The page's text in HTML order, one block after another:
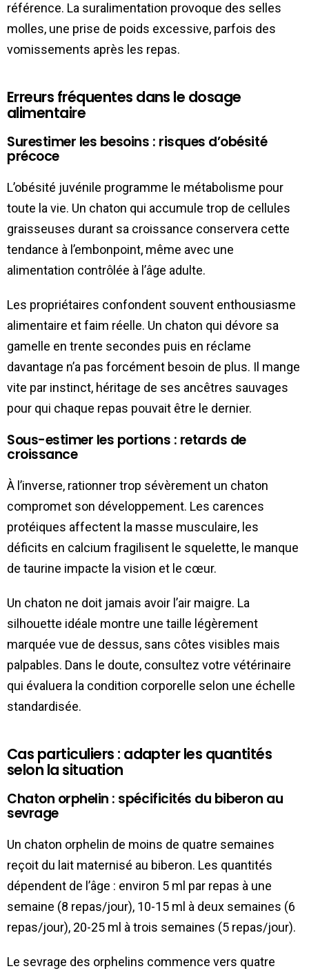
référence. La suralimentation provoque des selles
molles, une prise de poids excessive, parfois des
vomissements après les repas.
Erreurs fréquentes dans le dosage
alimentaire
Surestimer les besoins : risques d’obésité
précoce
L’obésité juvénile programme le métabolisme pour
toute la vie. Un chaton qui accumule trop de cellules
graisseuses durant sa croissance conservera cette
tendance à l’embonpoint, même avec une
alimentation contrôlée à l’âge adulte.
Les propriétaires confondent souvent enthousiasme
alimentaire et faim réelle. Un chaton qui dévore sa
gamelle en trente secondes puis en réclame
davantage n’a pas forcément besoin de plus. Il mange
vite par instinct, héritage de ses ancêtres sauvages
pour qui chaque repas pouvait être le dernier.
Sous-estimer les portions : retards de
croissance
À l’inverse, rationner trop sévèrement un chaton
compromet son développement. Les carences
protéiques affectent la masse musculaire, les
déficits en calcium fragilisent le squelette, le manque
de taurine impacte la vision et le cœur.
Un chaton ne doit jamais avoir l’air maigre. La
silhouette idéale montre une taille légèrement
marquée vue de dessus, sans côtes visibles mais
palpables. Dans le doute, consultez votre vétérinaire
qui évaluera la condition corporelle selon une échelle
standardisée.
Cas particuliers : adapter les quantités
selon la situation
Chaton orphelin : spécificités du biberon au
sevrage
Un chaton orphelin de moins de quatre semaines
reçoit du lait maternisé au biberon. Les quantités
dépendent de l’âge : environ 5 ml par repas à une
semaine (8 repas/jour), 10-15 ml à deux semaines (6
repas/jour), 20-25 ml à trois semaines (5 repas/jour).
Le sevrage des orphelins commence vers quatre